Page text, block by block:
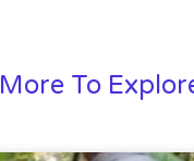
More To